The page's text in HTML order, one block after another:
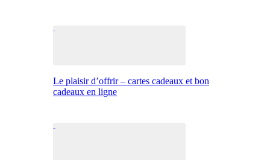
Le plaisir d’offrir – cartes cadeaux et bon
cadeaux en ligne